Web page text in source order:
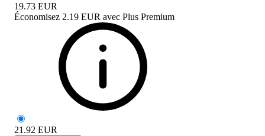
19.73 EUR
Économisez 2.19 EUR avec Plus Premium
21.92 EUR